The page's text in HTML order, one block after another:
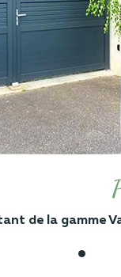
de la gamme
Jardimat est